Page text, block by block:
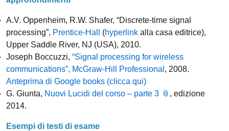
A.V. Oppenheim, R.W. Shafer, “Discrete-time signal
processing”, Prentice-Hall (hyperlink alla casa editrice),
Upper Saddle River, NJ (USA), 2010.
Joseph Boccuzzi, “Signal processing for wireless
communications”, McGraw-Hill Professional , 2008.
Anteprima di Google books (clicca qui)
G. Giunta, Nuovi Lucidi del corso – parte 3
, edizione
2014.
Esempi di testi di esame